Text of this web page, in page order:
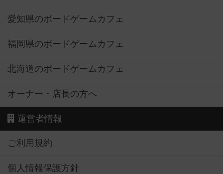
愛知県のボードゲームカフェ
福岡県のボードゲームカフェ
北海道のボードゲームカフェ
オーナー・店長の方へ
運営者情報
ご利用規約
個人情報保護方針